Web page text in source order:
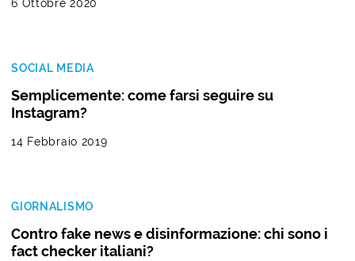
6 Ottobre 2020
SOCIAL MEDIA
Semplicemente: come farsi seguire su
Instagram?
14 Febbraio 2019
GIORNALISMO
Contro fake news e disinformazione: chi sono i
fact checker italiani?